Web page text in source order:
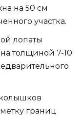
на 50 см
участка.
лопаты
толщиной 7-10
границ